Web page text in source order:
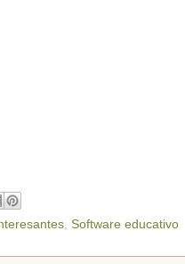
Software educativo